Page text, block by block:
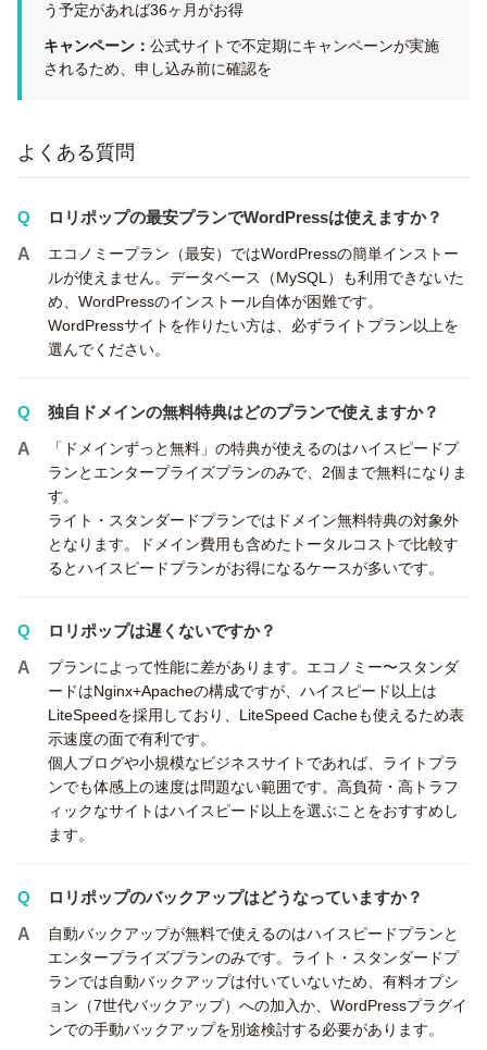
う予定があれば36ヶ月がお得
キャンペーン： 公式サイトで不定期にキャンペーンが実施
されるため、申し込み前に確認を
よくある質問
ロリポップの最安プランでWordPressは使えますか？
エコノミープラン（最安）ではWordPressの簡単インストー
ルが使えません。データベース（MySQL）も利用できないた
め、WordPressのインストール自体が困難です。
WordPressサイトを作りたい方は、必ずライトプラン以上を
選んでください。
独自ドメインの無料特典はどのプランで使えますか？
「ドメインずっと無料」の特典が使えるのはハイスピードプ
ランとエンタープライズプランのみで、2個まで無料になりま
す。
ライト・スタンダードプランではドメイン無料特典の対象外
となります。ドメイン費用も含めたトータルコストで比較す
るとハイスピードプランがお得になるケースが多いです。
ロリポップは遅くないですか？
プランによって性能に差があります。エコノミー〜スタンダ
ードはNginx+Apacheの構成ですが、ハイスピード以上は
LiteSpeedを採用しており、LiteSpeed Cacheも使えるため表
示速度の面で有利です。
個人ブログや小規模なビジネスサイトであれば、ライトプラ
ンでも体感上の速度は問題ない範囲です。高負荷・高トラフ
ィックなサイトはハイスピード以上を選ぶことをおすすめし
ます。
ロリポップのバックアップはどうなっていますか？
自動バックアップが無料で使えるのはハイスピードプランと
エンタープライズプランのみです。ライト・スタンダードプ
ランでは自動バックアップは付いていないため、有料オプシ
ョン（7世代バックアップ）への加入か、WordPressプラグイ
ンでの手動バックアップを別途検討する必要があります。